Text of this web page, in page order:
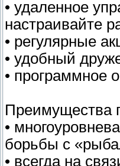
• удаленное
настраивайте
• регулярные
• удобный
• программное
Преимущества
•
борьбы с
• всегда на